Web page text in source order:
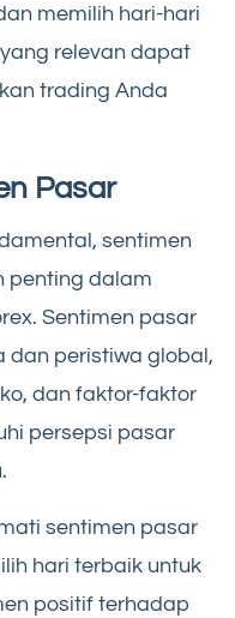
memilih hari-hari
relevan dapat
trading Anda
Pasar
sentimen
penting dalam
Sentimen pasar
dan peristiwa global,
dan faktor-faktor
persepsi pasar
sentimen pasar
hari terbaik untuk
positif terhadap